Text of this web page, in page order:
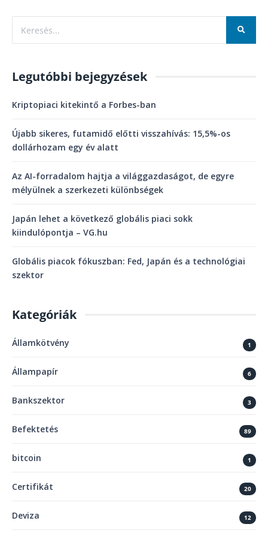
Legutóbbi bejegyzések
Kriptopiaci kitekintő a Forbes-ban
Újabb sikeres, futamidő előtti visszahívás: 15,5%-os
dollárhozam egy év alatt
Az AI-forradalom hajtja a világgazdaságot, de egyre
mélyülnek a szerkezeti különbségek
Japán lehet a következő globális piaci sokk
kiindulópontja – VG.hu
Globális piacok fókuszban: Fed, Japán és a technológiai
szektor
Kategóriák
Államkötvény 1
Állampapír 6
Bankszektor 3
Befektetés 89
bitcoin 1
Certifikát 20
Deviza 12